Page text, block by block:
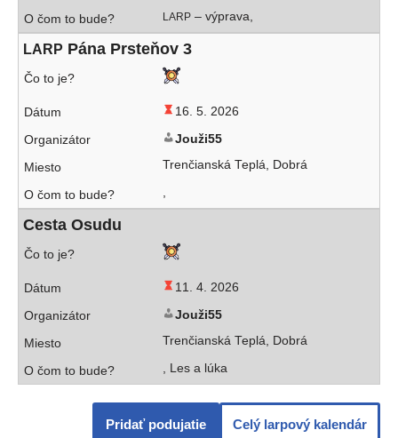
LARP – výprava,
LARP Pána Prsteňov 3
16. 5. 2026
Jouži55
Trenčianská Teplá, Dobrá
,
Cesta Osudu
11. 4. 2026
Jouži55
Trenčianská Teplá, Dobrá
, Les a lúka
Pridať podu­ja­tie Celý lar­po­vý kalendár